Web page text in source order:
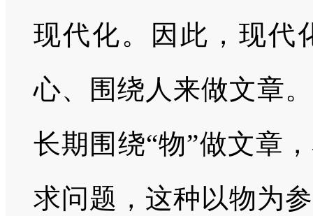
现代化。因此，现代
心、围绕人来做文章
长期围绕“物”做文章
求问题，这种以物为